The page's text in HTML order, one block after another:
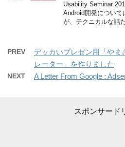
Usability Seminar
Android開発につい
が、テクニカルな話
PREV
デッカいプレゼン用「やま
レーター」を作りました
NEXT A Letter From Google :
スポンサード